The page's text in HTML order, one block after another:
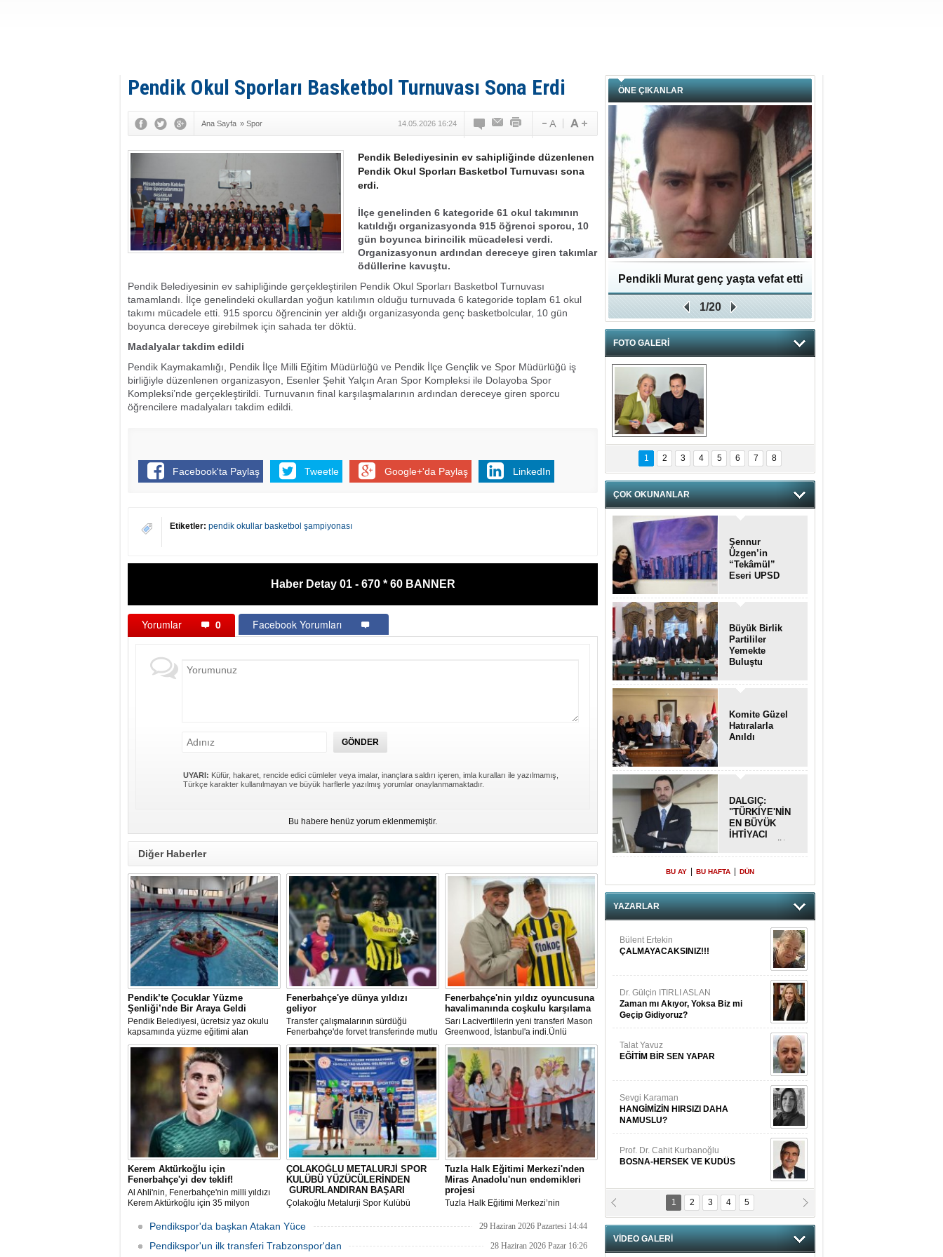
Pendik Okul Sporları Basketbol Turnuvası Sona Erdi
Ana Sayfa » Spor 14.05.2026 16:24
Pendik Belediyesinin ev sahipliğinde düzenlenen
Pendik Okul Sporları Basketbol Turnuvası sona
erdi.
İlçe genelinden 6 kategoride 61 okul takımının
katıldığı organizasyonda 915 öğrenci sporcu, 10
gün boyunca birincilik mücadelesi verdi.
Organizasyonun ardından dereceye giren takımlar
ödüllerine kavuştu.
Pendik Belediyesinin ev sahipliğinde gerçekleştirilen Pendik Okul Sporları Basketbol Turnuvası
tamamlandı. İlçe genelindeki okullardan yoğun katılımın olduğu turnuvada 6 kategoride toplam 61 okul
takımı mücadele etti. 915 sporcu öğrencinin yer aldığı organizasyonda genç basketbolcular, 10 gün
boyunca dereceye girebilmek için sahada ter döktü.
Madalyalar takdim edildi
Pendik Kaymakamlığı, Pendik İlçe Milli Eğitim Müdürlüğü ve Pendik İlçe Gençlik ve Spor Müdürlüğü iş
birliğiyle düzenlenen organizasyon, Esenler Şehit Yalçın Aran Spor Kompleksi ile Dolayoba Spor
Kompleksi’nde gerçekleştirildi. Turnuvanın final karşılaşmalarının ardından dereceye giren sporcu
öğrencilere madalyaları takdim edildi.
Facebook'ta Paylaş Tweetle Google+'da Paylaş LinkedIn
Etiketler: pendik okullar basketbol şampiyonası
Haber Detay 01 - 670 * 60 BANNER
Yorumlar 0 Facebook Yorumları
UYARI: Küfür, hakaret, rencide edici cümleler veya imalar, inançlara saldırı içeren, imla kuralları ile yazılmamış,
Türkçe karakter kullanılmayan ve büyük harflerle yazılmış yorumlar onaylanmamaktadır.
Bu habere henüz yorum eklenmemiştir.
Diğer Haberler
Pendik’te Çocuklar Yüzme
Şenliği’nde Bir Araya Geldi
Pendik Belediyesi, ücretsiz yaz okulu
kapsamında yüzme eğitimi alan
öğrenciler için üç farklı spor
kompleksinde yüzme şenlikleri
düzenledi.
Fenerbahçe'ye dünya yıldızı
geliyor
Transfer çalışmalarının sürdüğü
Fenerbahçe'de forvet transferinde mutlu
sona ulaşıldı.
Fenerbahçe'nin yıldız oyuncusuna
havalimanında coşkulu karşılama
Sarı Lacivertlilerin yeni transferi Mason
Greenwood, İstanbul'a indi.Ünlü
futbolcuyu İstanbul Havalimanı'nda
yüzlerce taraftar coşkuyla karşıladı.
Kerem Aktürkoğlu için
Fenerbahçe'yi dev teklif!
Al Ahli'nin, Fenerbahçe'nin milli yıldızı
Kerem Aktürkoğlu için 35 milyon
lacivertli yönetimin ve oyuncu
cephesinin transfer teklifini
değerlendirdiği iddia edildi.
ÇOLAKOĞLU METALURJİ SPOR
KULÜBÜ YÜZÜCÜLERİNDEN
GURURLANDIRAN BAŞARI
Çolakoğlu Metalurji Spor Kulübü
Ulusal Gelişim Ligi Bölge
performanslarla hem önemli dereceler
Tuzla Halk Eğitimi Merkezi'nden
Miras Anadolu'nun endemikleri
projesi
Tuzla Halk Eğitimi Merkezi’nin
Galerisi’nde gerçekleştirdiği ‘’Miras-
sergisi görkemli bir törenle hizmete
Pendikspor'da başkan Atakan Yüce 29 Haziran 2026 Pazartesi 14:44
Pendikspor'un ilk transferi Trabzonspor'dan 28 Haziran 2026 Pazar 16:26
ÖNE ÇIKANLAR
Pendikli Murat genç yaşta vefat etti
1/20
FOTO GALERİ
hnzzzna
1 2 3 4 5 6 7 8
ÇOK OKUNANLAR
Şennur
Üzgen’in
“Tekâmül”
Eseri UPSD
Sergisi’nde
Büyük Birlik
Partililer
Yemekte
Buluştu
Komite Güzel
Hatıralarla
Anıldı
DALGIÇ:
"TÜRKİYE'NİN
EN BÜYÜK
İHTİYACI
DOĞRU
PLANLAMA"
BU AY BU HAFTA DÜN
YAZARLAR
Bülent Ertekin
ÇALMAYACAKSINIZ!!!
Dr. Gülçin ITIRLI ASLAN
Zaman mı Akıyor, Yoksa Biz mi
Geçip Gidiyoruz?
Talat Yavuz
EĞİTİM BİR SEN YAPAR
Sevgi Karaman
HANGİMİZİN HIRSIZI DAHA
NAMUSLU?
Prof. Dr. Cahit Kurbanoğlu
BOSNA-HERSEK VE KUDÜS
Fatma Saçak Akbulut
1 2 3 4 5
VİDEO GALERİ